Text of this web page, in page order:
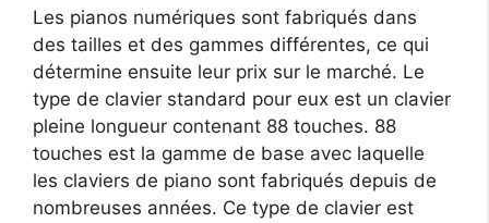
Les pianos numériques sont fabriqués dans
des tailles et des gammes différentes, ce qui
détermine ensuite leur prix sur le marché. Le
type de clavier standard pour eux est un clavier
pleine longueur contenant 88 touches. 88
touches est la gamme de base avec laquelle
les claviers de piano sont fabriqués depuis de
nombreuses années. Ce type de clavier est